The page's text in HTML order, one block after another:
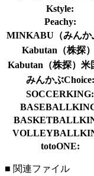
Kstyle:
Peachy:
MINKABU（みんか
Kabutan（株探
Kabutan（株探）米
みんかぶChoice:
SOCCERKING:
totoONE:
■ 関連ファイル